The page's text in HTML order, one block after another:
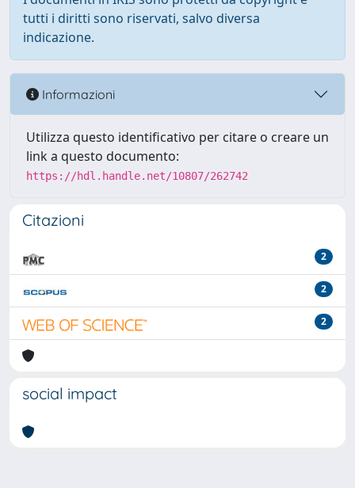
tutti i diritti sono riservati, salvo diversa
indicazione.
Informazioni
Utilizza questo identificativo per citare o creare un
link a questo documento:
https://hdl.handle.net/10807/262742
Citazioni
2
2
2
social impact